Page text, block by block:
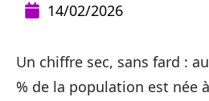
14/02/2026
Un chiffre sec, sans fard :
% de la population est née à